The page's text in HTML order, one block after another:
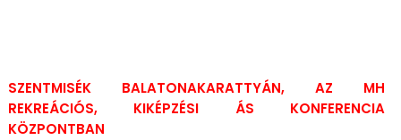
SZENTMISÉK BALATONAKARATTYÁN, AZ MH
REKREÁCIÓS, KIKÉPZÉSI ÁS KONFERENCIA
KÖZPONTBAN